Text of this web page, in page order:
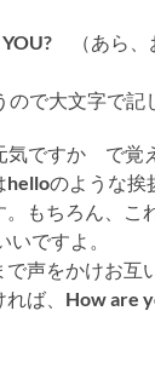
（あら、
で大文字で記
気ですか で覚
helloのような挨
もちろん、こ
いですよ。
声をかけお互
ば、 How are